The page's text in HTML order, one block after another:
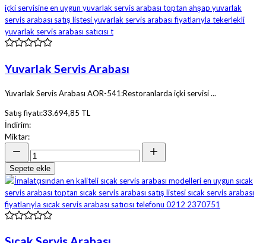
Yuvarlak Servis Arabası
Yuvarlak Servis Arabası AOR-541:Restoranlarda içki servisi ...
Satış fiyatı:33.694,85 TL
İndirim:
Miktar:
Sepete ekle